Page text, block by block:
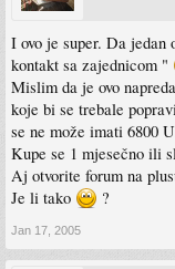
I ovo je super. Da jedan
kontakt sa zajednicom "
Mislim da je ovo
koje bi se trebale
se ne može imati 6800
Kupe se 1 mjesečno ili
Aj otvorite forum na
Je li tako
?
Jan 17, 2005